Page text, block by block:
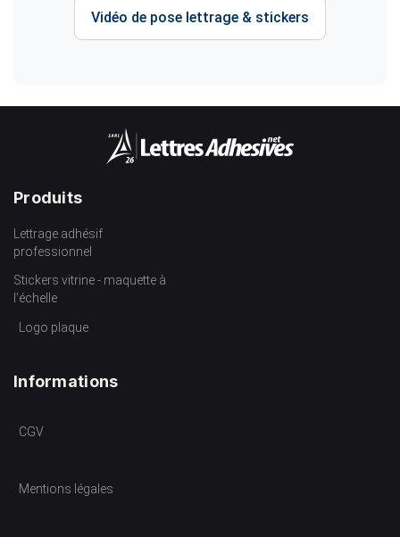
Vidéo de pose lettrage & stickers
Produits
Lettrage adhésif
professionnel
Stickers vitrine - maquette à
l’échelle
Logo plaque
Informations
CGV
Mentions légales